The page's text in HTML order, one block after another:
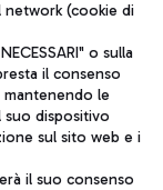
l'aeroporto
direzione e
network (cookie di
o sulla
il consenso
le
suo dispositivo
sul sito web e i
il suo consenso